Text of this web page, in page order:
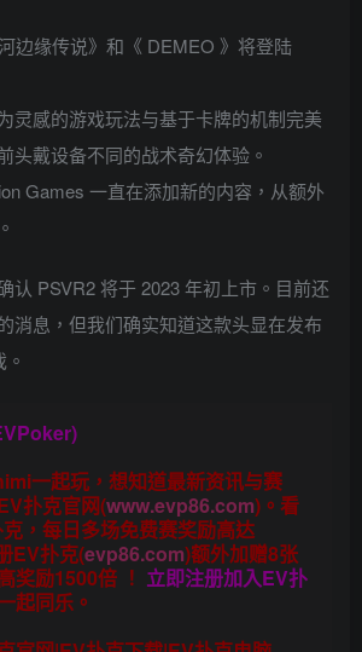
感的游戏玩法与基于卡牌的机制完美
头戴设备不同的战术奇幻体验。
Games 一直在添加新的内容，从额外
PSVR2 将于 2023 年初上市。目前还
消息，但我们确实知道这款头显在发布
一起玩， 想知道最新资讯与赛
扑克官网(www.evp86.com)。 看
， 每日多场免费赛奖励高达
EV扑克(evp86.com)额外加赠8张
奖励1500倍 ！ 立即注册加入EV扑
起同乐。